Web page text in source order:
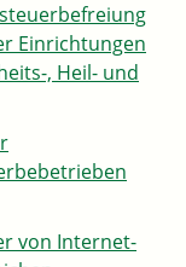
Einrichtungen
, Heil- und
von Internet-